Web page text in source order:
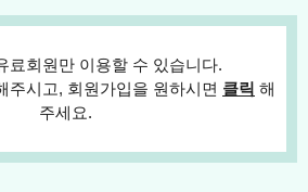
료회원만 이용할 수 있습니다.
주시고, 회원가입을 원하시면 클릭 해
주세요.